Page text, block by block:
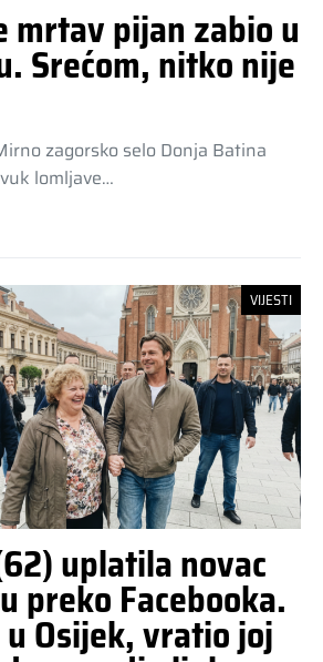
mrtav pijan zabio u
Srećom, nitko nije
zagorsko selo Donja Batina
lomljave…
VIJESTI
uplatila novac
preko Facebooka.
Osijek, vratio joj